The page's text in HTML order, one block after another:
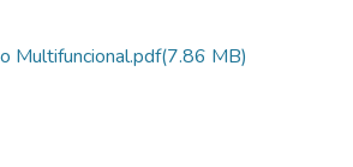
Multifuncional.pdf(7.86 MB)